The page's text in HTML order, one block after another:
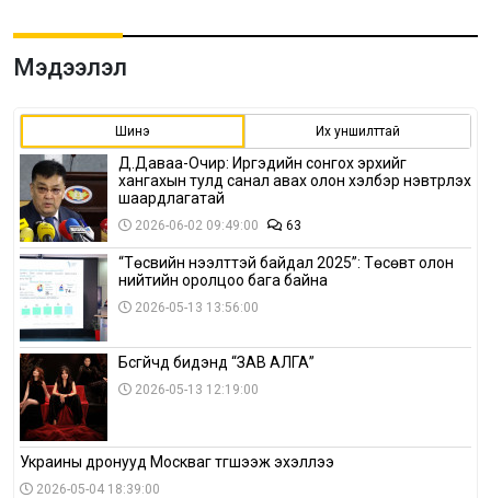
Мэдээлэл
Шинэ Их уншилттай
Д.Даваа-Очир: Иргэдийн сонгох эрхийг
хангахын тулд санал авах олон хэлбэр нэвтрүүлэх
шаардлагатай
2026-06-02 09:49:00 63
“Төсвийн нээлттэй байдал 2025”: Төсөвт олон
нийтийн оролцоо бага байна
2026-05-13 13:56:00
Бүсгүйчүүд бидэнд “ЗАВ АЛГА”
2026-05-13 12:19:00
Украины дронууд Москваг түгшээж эхэллээ
2026-05-04 18:39:00